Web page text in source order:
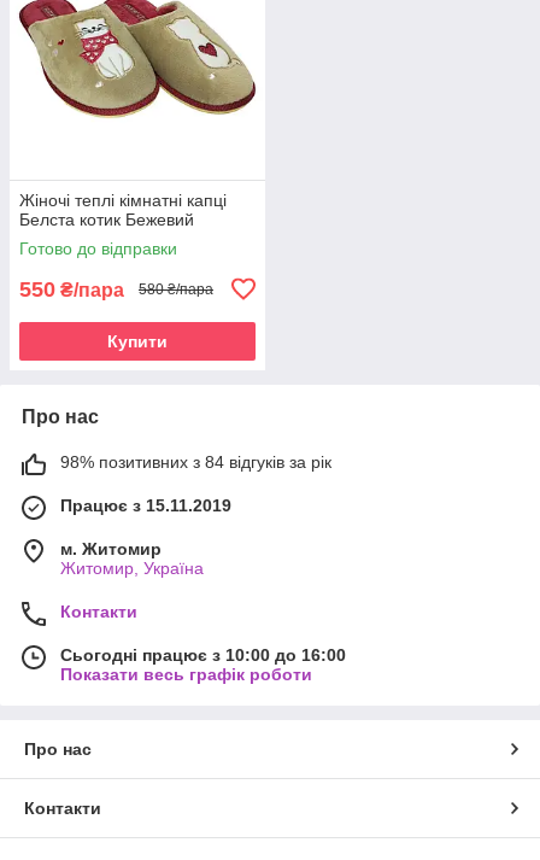
Жіночі теплі кімнатні капці
Белста котик Бежевий
Готово до відправки
550 ₴/пара 580 ₴/пара
Купити
Про нас
98% позитивних з 84 відгуків за рік
Працює з 15.11.2019
м. Житомир
Житомир, Україна
Контакти
Сьогодні працює з 10:00 до 16:00
Показати весь графік роботи
Про нас
Контакти